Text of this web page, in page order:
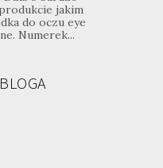
jakim
do oczu eye
Numerek...